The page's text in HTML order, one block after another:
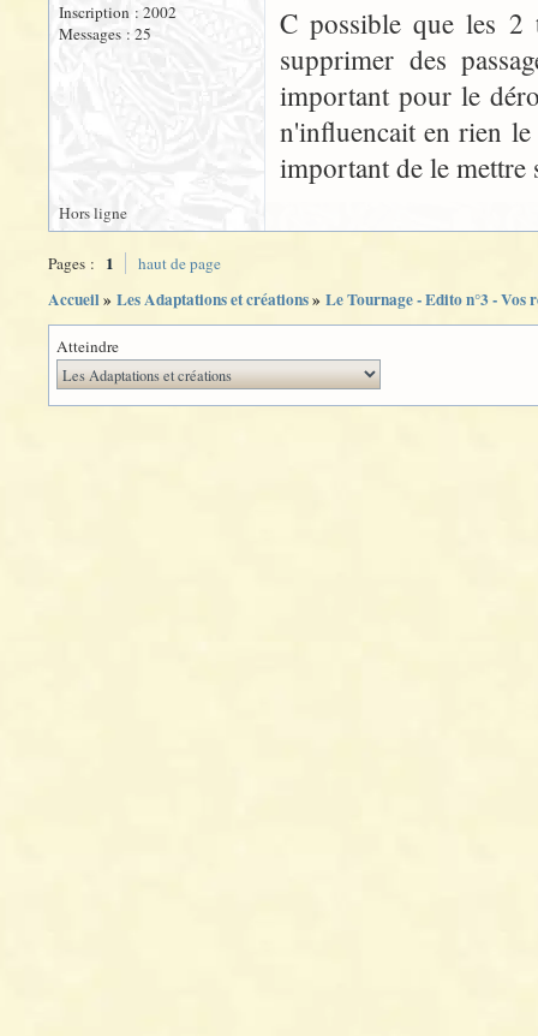
Inscription : 2002
Messages : 25
C possible que les
supprimer des
important pour le
n'influencait en rien
important de le
Hors ligne
Pages : 1 haut de page
Accueil» Les Adaptations et créations» Le Tournage - Edito n°3 - Vos
Atteindre